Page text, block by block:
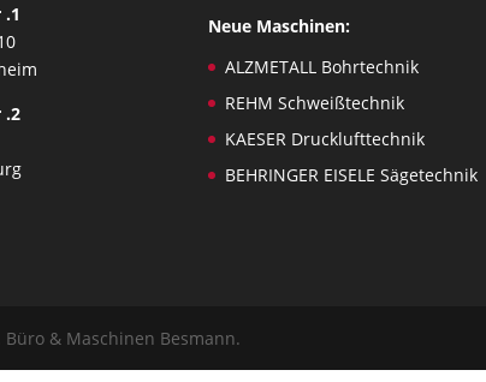
.2
Neue Maschinen:
ALZMETALL Bohrtechnik
REHM Schweißtechnik
KAESER Drucklufttechnik
BEHRINGER EISELE Sägetechnik
Büro & Maschinen Besmann.